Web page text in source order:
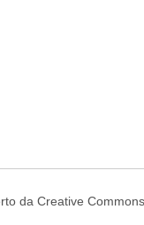
da Creative Commons